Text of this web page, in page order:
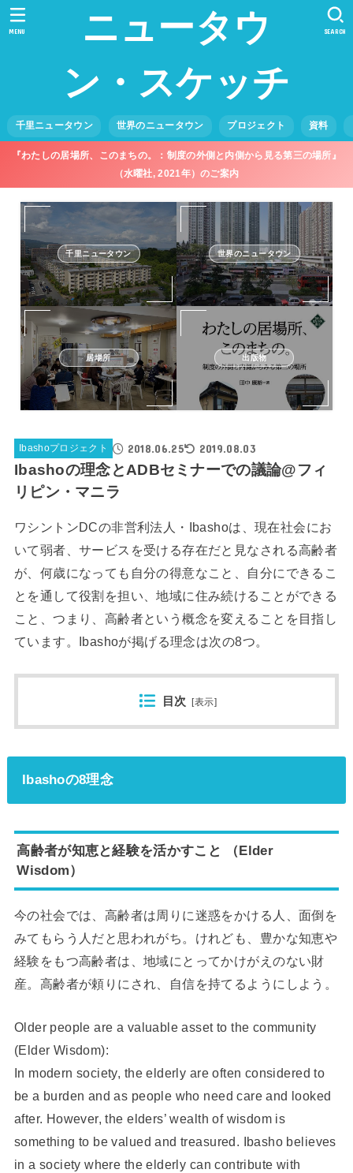
ニュータウ
ン・スケッチ
千里ニュータウン 世界のニュータウン プロジェクト 資料
SEARCH
MENU
『わたしの居場所、このまちの。：制度の外側と内側から見る第三の場所』
（水曜社, 2021年）のご案内
千里ニュータウン 世界のニュータウン
居場所 出版物
Ibashoプロジェクト 2018.06.25 2019.08.03
Ibashoの理念とADBセミナーでの議論@フィ
リピン・マニラ
ワシントンDCの非営利法人・Ibashoは、現在社会にお
いて弱者、サービスを受ける存在だと見なされる高齢者
が、何歳になっても自分の得意なこと、自分にできるこ
とを通して役割を担い、地域に住み続けることができる
こと、つまり、高齢者という概念を変えることを目指し
ています。Ibashoが掲げる理念は次の8つ。
目次 [表示]
Ibashoの8理念
高齢者が知恵と経験を活かすこと （Elder
Wisdom）
今の社会では、高齢者は周りに迷惑をかける人、面倒を
みてもらう人だと思われがち。けれども、豊かな知恵や
経験をもつ高齢者は、地域にとってかけがえのない財
産。高齢者が頼りにされ、自信を持てるようにしよう。
Older people are a valuable asset to the community
(Elder Wisdom):
In modern society, the elderly are often considered to
be a burden and as people who need care and looked
after. However, the elders’ wealth of wisdom is
something to be valued and treasured. Ibasho believes
in a society where the elderly can contribute with